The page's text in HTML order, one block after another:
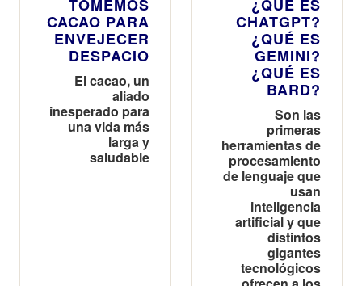
TOMEMOS
CACAO PARA
ENVEJECER
DESPACIO
El cacao, un
aliado
inesperado para
una vida más
larga y
saludable
¿QUÉ ES
CHATGPT?
¿QUÉ ES
GEMINI?
¿QUÉ ES
BARD?
Son las
primeras
herramientas de
procesamiento
de lenguaje que
usan
inteligencia
artificial y que
distintos
gigantes
tecnológicos